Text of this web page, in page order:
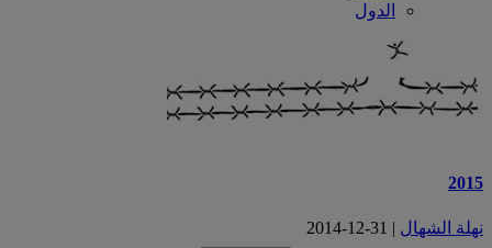
الدول
2015
نهلة الشهال | 31-12-2014